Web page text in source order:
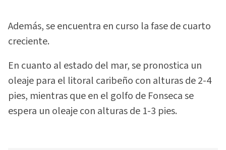
Además, se encuentra en curso la fase de cuarto
creciente.
En cuanto al estado del mar, se pronostica un
oleaje para el litoral caribeño con alturas de 2-4
pies, mientras que en el golfo de Fonseca se
espera un oleaje con alturas de 1-3 pies.